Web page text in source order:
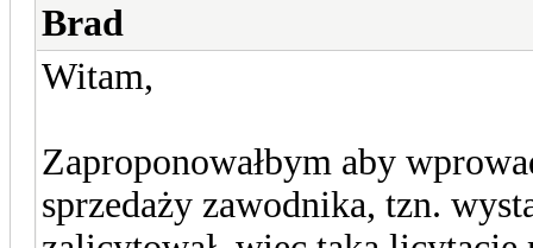
Brad
Witam,
Zaproponowałbym aby
sprzedaży zawodnika, tzn.